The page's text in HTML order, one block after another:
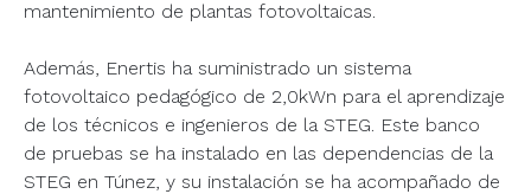
mantenimiento de plantas fotovoltaicas.
Además, Enertis ha suministrado un sistema
fotovoltaico pedagógico de 2,0kWn para el aprendizaje
de los técnicos e ingenieros de la STEG. Este banco
de pruebas se ha instalado en las dependencias de la
STEG en Túnez, y su instalación se ha acompañado de